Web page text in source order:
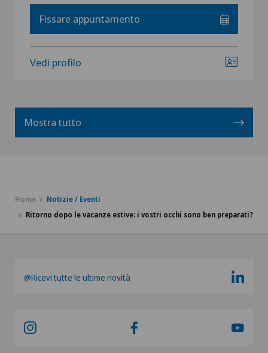
Fissare appuntamento
Vedi profilo
Mostra tutto
Home
Notizie / Eventi
Ritorno dopo le vacanze estive: i vostri occhi sono ben preparati?
@Ricevi tutte le ultime novità